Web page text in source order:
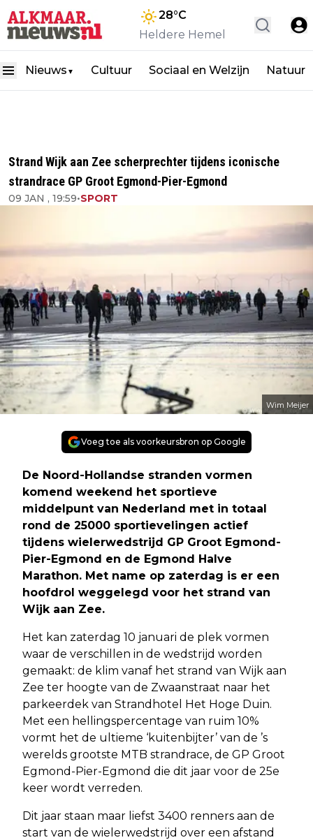
28°C
Heldere Hemel
Nieuws ▼ Cultuur Sociaal en Welzijn Natuur
Strand Wijk aan Zee scherprechter tijdens iconische
strandrace GP Groot Egmond-Pier-Egmond
09 JAN , 19:59•SPORT
Wim Meijer
Voeg toe als voorkeursbron op Google
De Noord-Hollandse stranden vormen
komend weekend het sportieve
middelpunt van Nederland met in totaal
rond de 25000 sportievelingen actief
tijdens wielerwedstrijd GP Groot Egmond-
Pier-Egmond en de Egmond Halve
Marathon. Met name op zaterdag is er een
hoofdrol weggelegd voor het strand van
Wijk aan Zee.
Het kan zaterdag 10 januari de plek vormen
waar de verschillen in de wedstrijd worden
gemaakt: de klim vanaf het strand van Wijk aan
Zee ter hoogte van de Zwaanstraat naar het
parkeerdek van Strandhotel Het Hoge Duin.
Met een hellingspercentage van ruim 10%
vormt het de ultieme ‘kuitenbijter’ van de ’s
werelds grootste MTB strandrace, de GP Groot
Egmond-Pier-Egmond die dit jaar voor de 25e
keer wordt verreden.
Dit jaar staan maar liefst 3400 renners aan de
start van de wielerwedstrijd over een afstand